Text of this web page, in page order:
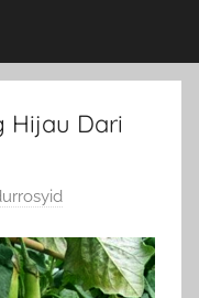
Hijau Dari